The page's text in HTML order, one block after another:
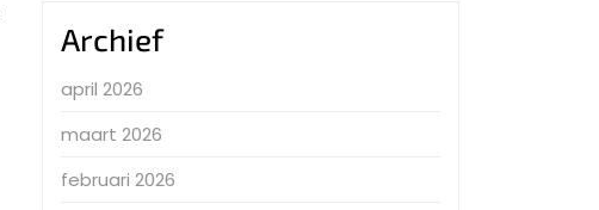
Archief
april 2026
maart 2026
februari 2026